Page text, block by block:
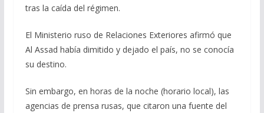
tras la caída del régimen.
El Ministerio ruso de Relaciones Exteriores afirmó que
Al Assad había dimitido y dejado el país, no se conocía
su destino.
Sin embargo, en horas de la noche (horario local), las
agencias de prensa rusas, que citaron una fuente del